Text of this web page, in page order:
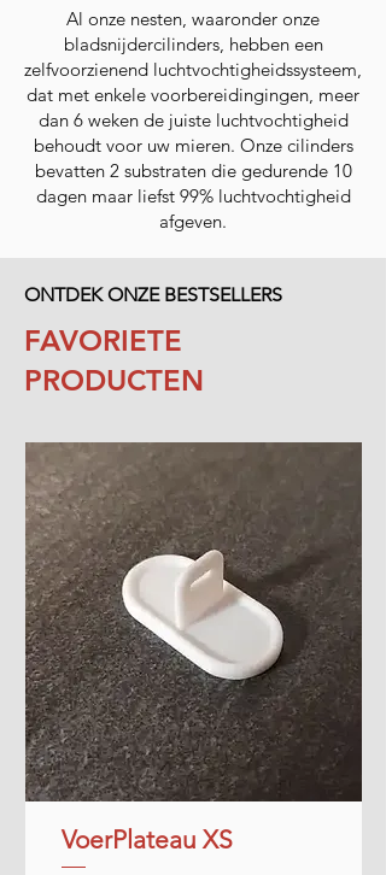
Al onze nesten, waaronder onze
bladsnijdercilinders, hebben een
zelfvoorzienend luchtvochtigheidssysteem,
dat met enkele voorbereidingingen, meer
dan 6 weken de juiste luchtvochtigheid
behoudt voor uw mieren. Onze cilinders
bevatten 2 substraten die gedurende 10
dagen maar liefst 99% luchtvochtigheid
afgeven.
ONTDEK ONZE BESTSELLERS
FAVORIETE
PRODUCTEN
VoerPlateau XS